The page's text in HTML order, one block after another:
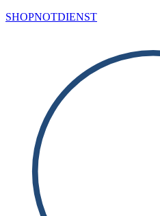
SHOPNOTDIENST